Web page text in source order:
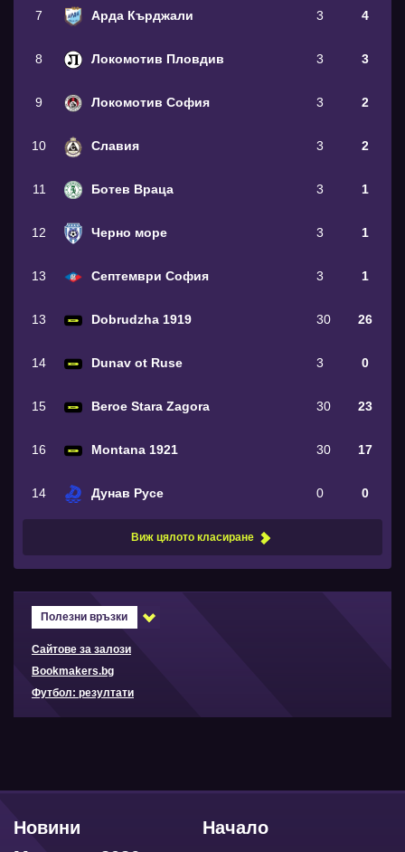
7 Арда Кърджали 3 4
8 Локомотив Пловдив 3 3
9 Локомотив София 3 2
10 Славия 3 2
11 Ботев Враца 3 1
12 Черно море 3 1
13 Септември София 3 1
13 Dobrudzha 1919 30 26
14 Dunav ot Ruse 3 0
15 Beroe Stara Zagora 30 23
16 Montana 1921 30 17
14 Дунав Русе 0 0
Виж цялото класиране
Полезни връзки
Сайтове за залози
Bookmakers.bg
Футбол: резултати
Начало
Новини